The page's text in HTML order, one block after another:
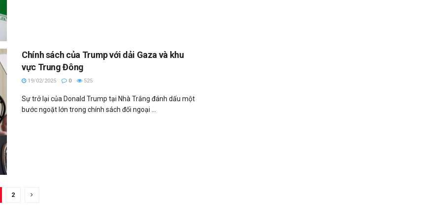
Chính sách của Trump với dải Gaza và khu
vực Trung Đông
19/02/2025 0 525
Sự trở lại của Donald Trump tại Nhà Trắng đánh dấu một
bước ngoặt lớn trong chính sách đối ngoại ...
2